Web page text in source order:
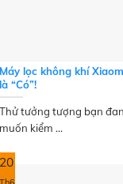
Máy lọc không khí
là “Có”!
Thử tưởng tượng bạn
muốn kiểm ...
20